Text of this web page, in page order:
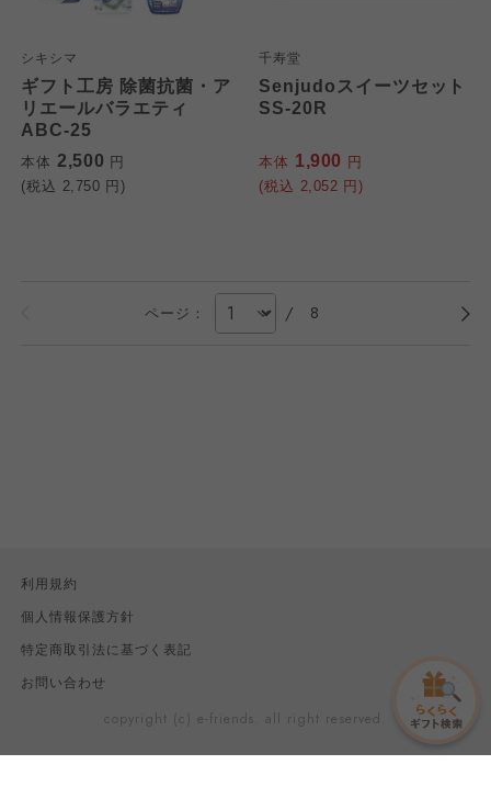
シキシマ
ギフト工房 除菌抗菌・ア
リエールバラエティ
ABC-25
本体 2,500 円
(税込 2,750 円)
千寿堂
Senjudoスイーツセット
SS-20R
本体 1,900 円
(税込 2,052 円)
ページ： / 8
利用規約
個人情報保護方針
特定商取引法に基づく表記
お問い合わせ
copyright (c) e-friends. all right reserved.